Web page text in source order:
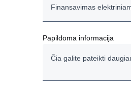
Finansavimas
Finansavimas
Finansavimas
Papildoma informacija